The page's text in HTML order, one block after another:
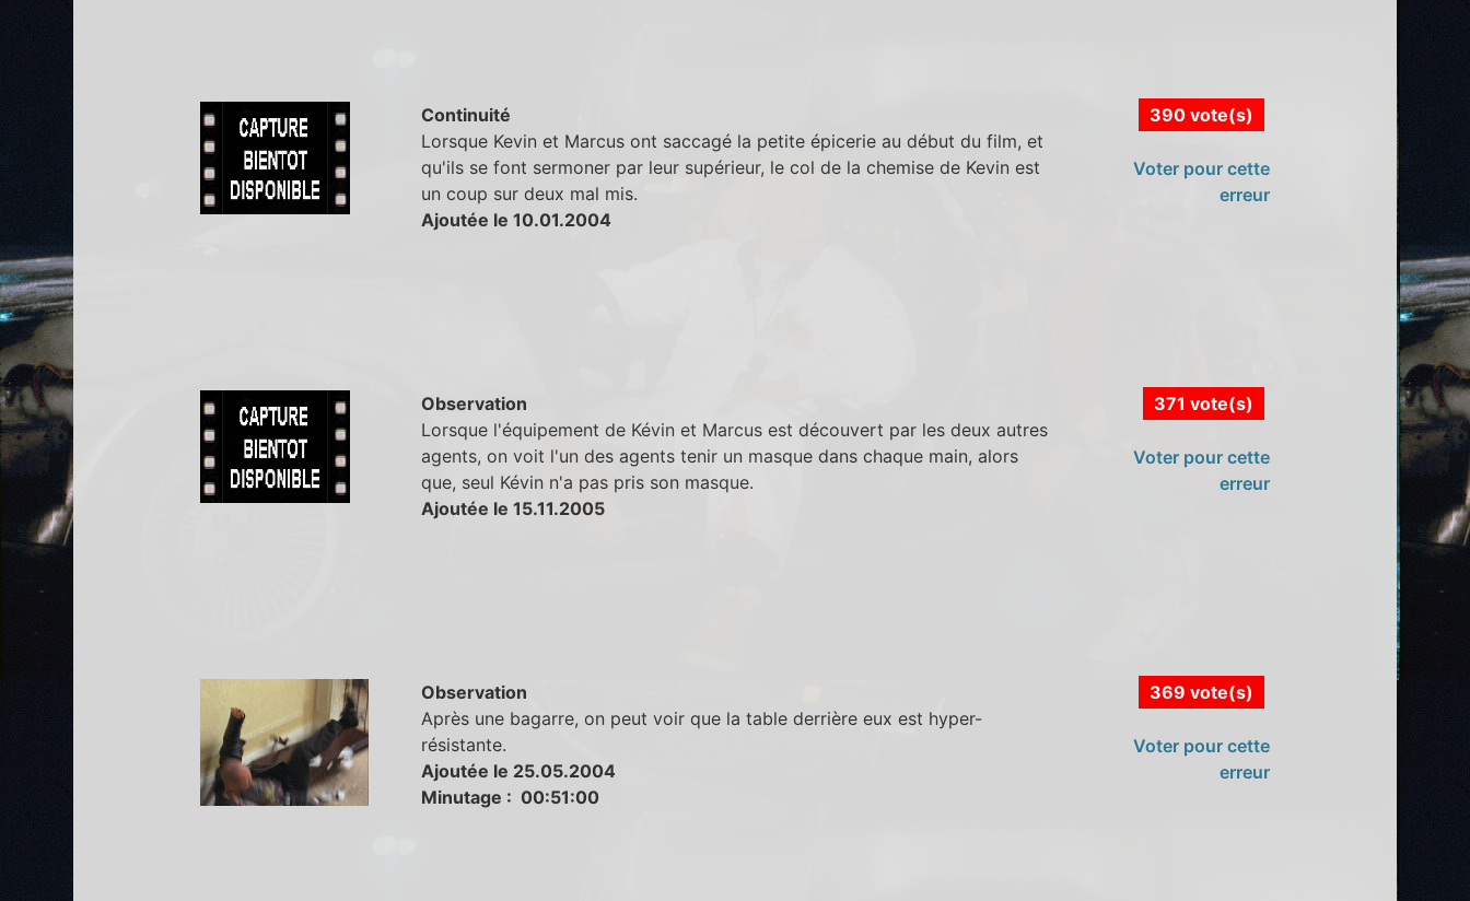
Continuité
Lorsque Kevin et Marcus ont saccagé la petite épicerie au début du film, et
qu'ils se font sermoner par leur supérieur, le col de la chemise de Kevin est
un coup sur deux mal mis.
Ajoutée le 10.01.2004
390 vote(s)
Voter pour cette
erreur
Observation
Lorsque l'équipement de Kévin et Marcus est découvert par les deux autres
agents, on voit l'un des agents tenir un masque dans chaque main, alors
que, seul Kévin n'a pas pris son masque.
Ajoutée le 15.11.2005
371 vote(s)
Voter pour cette
erreur
Observation
Après une bagarre, on peut voir que la table derrière eux est hyper-
résistante.
Ajoutée le 25.05.2004
Minutage : 00:51:00
369 vote(s)
Voter pour cette
erreur